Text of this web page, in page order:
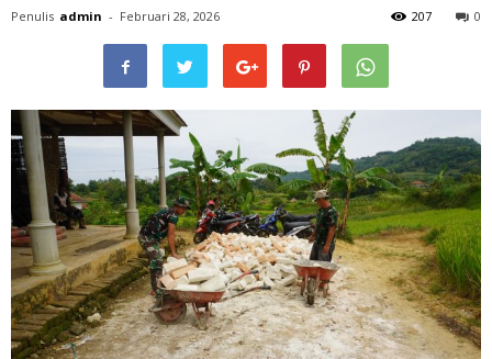
Penulis admin - Februari 28, 2026 0
207